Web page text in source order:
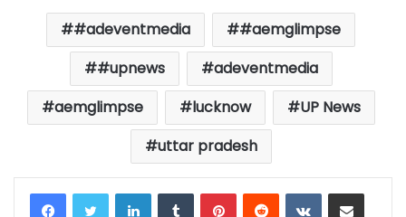
#adeventmedia
#aemglimpse
#upnews
adeventmedia
aemglimpse
lucknow
UP News
uttar pradesh
LinkedInTumblrPinterestReddit VKontakteShare via Email